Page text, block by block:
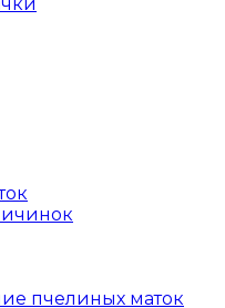
пчелиных маток